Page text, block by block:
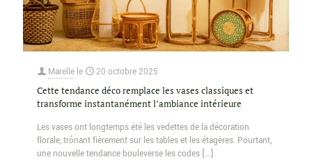
Marelle le 20 octobre 2025
Cette tendance déco remplace les vases classiques et
transforme instantanément l’ambiance intérieure
Les vases ont longtemps été les vedettes de la décoration
florale, trônant fièrement sur les tables et les étagères. Pourtant,
une nouvelle tendance bouleverse les codes […]